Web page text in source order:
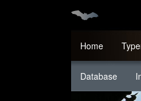
Home
Database